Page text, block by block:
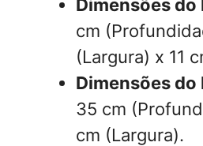
Dimensões do
cm
(Largura) x 11
Dimensões
35 cm
cm (Largura).